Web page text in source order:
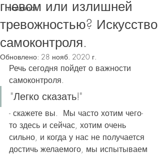
психолог
гневом или излишней
тревожностью? Искусство
самоконтроля.
Обновлено: 28 нояб. 2020 г.
Речь сегодня пойдет о важности
самоконтроля.
"Легко сказать!"
- скажете вы.  Мы часто хотим чего-
то здесь и сейчас, хотим очень
сильно, и когда у нас не получается
достичь желаемого, мы испытываем